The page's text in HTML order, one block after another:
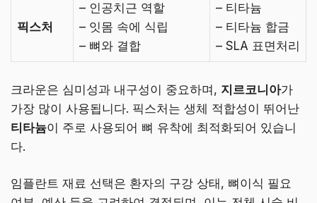
픽스처
– 인공치근 역할
– 잇몸 속에 식립
– 뼈와 결합
– 티타늄
– 티타늄 합금
– SLA 표면처리
크라운은 심미성과 내구성이 중요하며, 지르코니아가
가장 많이 사용됩니다. 픽스처는 생체 적합성이 뛰어난
티타늄이 주로 사용되어 뼈 유착에 최적화되어 있습니
다.
임플란트 재료 선택은 환자의 구강 상태, 뼈이식 필요